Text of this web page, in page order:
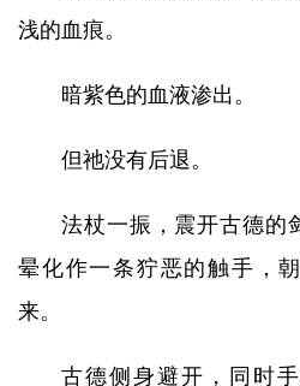
浅的血痕。
暗紫色的血液渗出。
但祂没有后退。
法杖一振，震开古德的
晕化作一条狞恶的触手，
来。
古德侧身避开，同时